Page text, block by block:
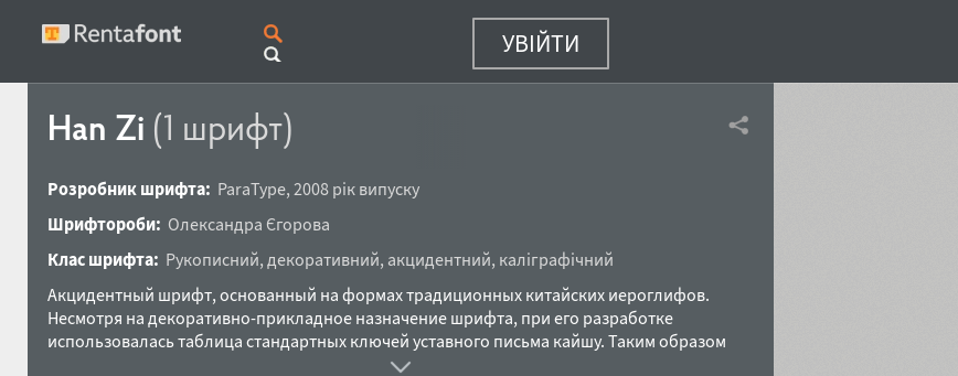
УВІЙТИ
Han Zi (1 шрифт)
Розробник шрифта: ParaType, 2008 рік випуску
Шрифтороби: Олександра Єгорова
Клас шрифта: Рукописний, декоративний, акцидентний, каліграфічний
Акцидентный шрифт, основанный на формах традиционных китайских иероглифов.
Несмотря на декоративно-прикладное назначение шрифта, при его разработке
использовалась таблица стандартных ключей уставного письма кайшу. Таким образом
автору удалось достичь стилистической близости и ощущения подлинности рисунка даже